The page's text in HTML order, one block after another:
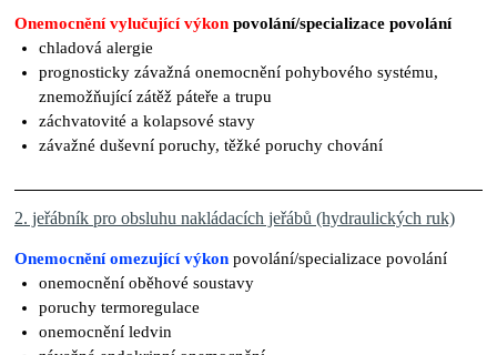
Onemocnění vylučující výkon povolání/specializace povolání
chladová alergie
prognosticky závažná onemocnění pohybového systému,
znemožňující zátěž páteře a trupu
záchvatovité a kolapsové stavy
závažné duševní poruchy, těžké poruchy chování
2. jeřábník pro obsluhu nakládacích jeřábů (hydraulických ruk)
Onemocnění omezující výkon povolání/specializace povolání
onemocnění oběhové soustavy
poruchy termoregulace
onemocnění ledvin